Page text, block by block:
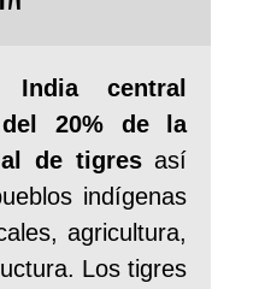
central
20% de la
de tigresasí
indígenas
agricultura,
Los tigres